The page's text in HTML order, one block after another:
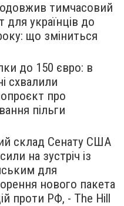
тимчасовий
для українців до
що зміниться
до 150 євро: в
схвалили
про
пільги
склад Сенату США
на зустріч із
для
нового пакета
проти РФ, - The Hill